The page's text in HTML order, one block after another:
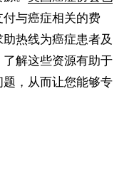
与癌症相关的费
热线为癌症患者及
解这些资源有助于
，从而让您能够专